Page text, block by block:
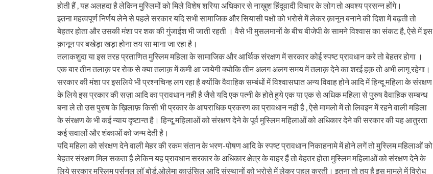
होती हैं , यह अलहदा है लेकिन मुस्लिमों को मिले विशेष शरिया अधिकार से नाख़ुश हिंदूवादी विचार के लोग तो अवश्य प्रसन्न होंगे।
इतना महत्वपूर्ण निर्णय लेने से पहले सरकार यदि सभी सामाजिक और सियासी पक्षों को भरोसे में लेकर क़ानून बनाने की दिशा में बढ़ती तो
बेहतर होता और उसकी मंशा पर शक की गुंजाईश भी जाती रहती । वैसे भी मुसलमानों के बीच बीजेपी के सामने विश्वास का संकट है, ऐसे में इस
क़ानून पर बखेड़ा खड़ा होना तय सा माना जा रहा है।
तलाकशुदा या इस तरह प्रताणित मुस्लिम महिला के सामाजिक और आर्थिक संरक्षण में सरकार कोई स्पष्ट प्रावधान करे तो बेहतर होगा ।
एक बार तीन तलाक़ पर रोक से क्या तलाक़ में कमी आ जायेगी क्योकि तीन अलग अलग समय में तलाक़ देने का शरई हक़ तो अभी लागू रहेगा।
सरकार की मंशा पर इसलिये भी प्रश्नचिन्ह लग रहा है क्योंकि वैवाहिक सम्बंधों में विश्वासघात अन्य विवाह होने आदि में हिन्दू महिला के संरक्षण
के लिये इस प्रकार की सज़ा आदि का प्रावधान नही है जैसे यदि एक पत्नी के होते हुये एक या एक से अधिक महिला से पुरुष वैवाहिक सम्बन्ध
बना ले तो उस पुरुष के ख़िलाफ़ किसी भी प्रकार के आपराधिक प्रकरण का प्रावधान नही है , ऐसे मामलो में तो लिवइन में रहने वाली महिला
के संरक्षण के भी कई न्याय दृष्टान्त है। हिन्दू महिलाओं को संरक्षण देने के पूर्व मुस्लिम महिलाओं को अधिकार देने की सरकार की यह आतुरता
कई सवालों और शंकाओं को जन्म देती है।
यदि महिला को संरक्षण देने वाली मेहर की रकम संतान के भरण-पोषण आदि के स्पष्ट प्रावधान निकाहनामे में होने लगें तो मुस्लिम महिलाओं को
बेहतर संरक्षण मिल सकता है लेकिन यह प्रावधान सरकार के अधिकार क्षेत्र के बाहर हैं तो बेहतर होता मुस्लिम महिलाओं को संरक्षण देने के
लिये सरकार मुस्लिम पर्सनल लॉ बोर्ड,ओलेमा काउंसिल आदि संस्थानों को भरोसे में लेकर पहल करती। इतना तो तय है इस मामले में विरोध